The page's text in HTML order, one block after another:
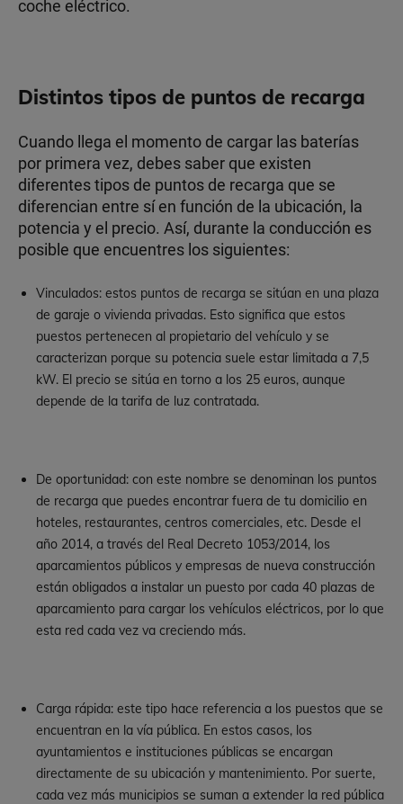
coche eléctrico.
Distintos tipos de puntos de recarga
Cuando llega el momento de cargar las baterías
por primera vez, debes saber que existen
diferentes tipos de puntos de recarga que se
diferencian entre sí en función de la ubicación, la
potencia y el precio. Así, durante la conducción es
posible que encuentres los siguientes:
Vinculados: estos puntos de recarga se sitúan en una plaza
de garaje o vivienda privadas. Esto significa que estos
puestos pertenecen al propietario del vehículo y se
caracterizan porque su potencia suele estar limitada a 7,5
kW. El precio se sitúa en torno a los 25 euros, aunque
depende de la tarifa de luz contratada.
De oportunidad: con este nombre se denominan los puntos
de recarga que puedes encontrar fuera de tu domicilio en
hoteles, restaurantes, centros comerciales, etc. Desde el
año 2014, a través del Real Decreto 1053/2014, los
aparcamientos públicos y empresas de nueva construcción
están obligados a instalar un puesto por cada 40 plazas de
aparcamiento para cargar los vehículos eléctricos, por lo que
esta red cada vez va creciendo más.
Carga rápida: este tipo hace referencia a los puestos que se
encuentran en la vía pública. En estos casos, los
ayuntamientos e instituciones públicas se encargan
directamente de su ubicación y mantenimiento. Por suerte,
cada vez más municipios se suman a extender la red pública